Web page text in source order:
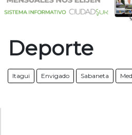
Deporte
Itagui Envigado Sabaneta